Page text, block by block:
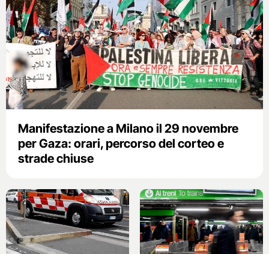
Manifestazione a Milano il 29 novembre
per Gaza: orari, percorso del corteo e
strade chiuse